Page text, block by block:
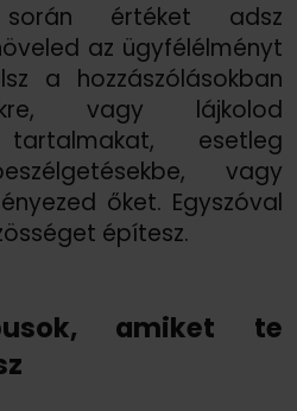
során értéket adsz
az ügyfélélményt
a hozzászólásokban
vagy lájkolod
esetleg
vagy
őket. Egyszóval
építesz.
amiket te